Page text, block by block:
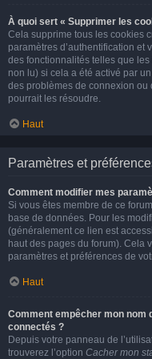
À quoi sert « Supprimer les
Cela supprime tous les cookies
paramètres d’authentification et
des fonctionnalités telles que
non lu) si cela a été activé par
des problèmes de connexion
pourrait les résoudre.
Haut
Paramètres et
Comment modifier mes
Si vous êtes membre de ce
base de données. Pour les
(généralement ce lien est
haut des pages du forum). Cela
paramètres et préférences de
Haut
Comment empêcher mon nom
connectés ?
Depuis votre panneau de
trouverez l’option Cacher mon